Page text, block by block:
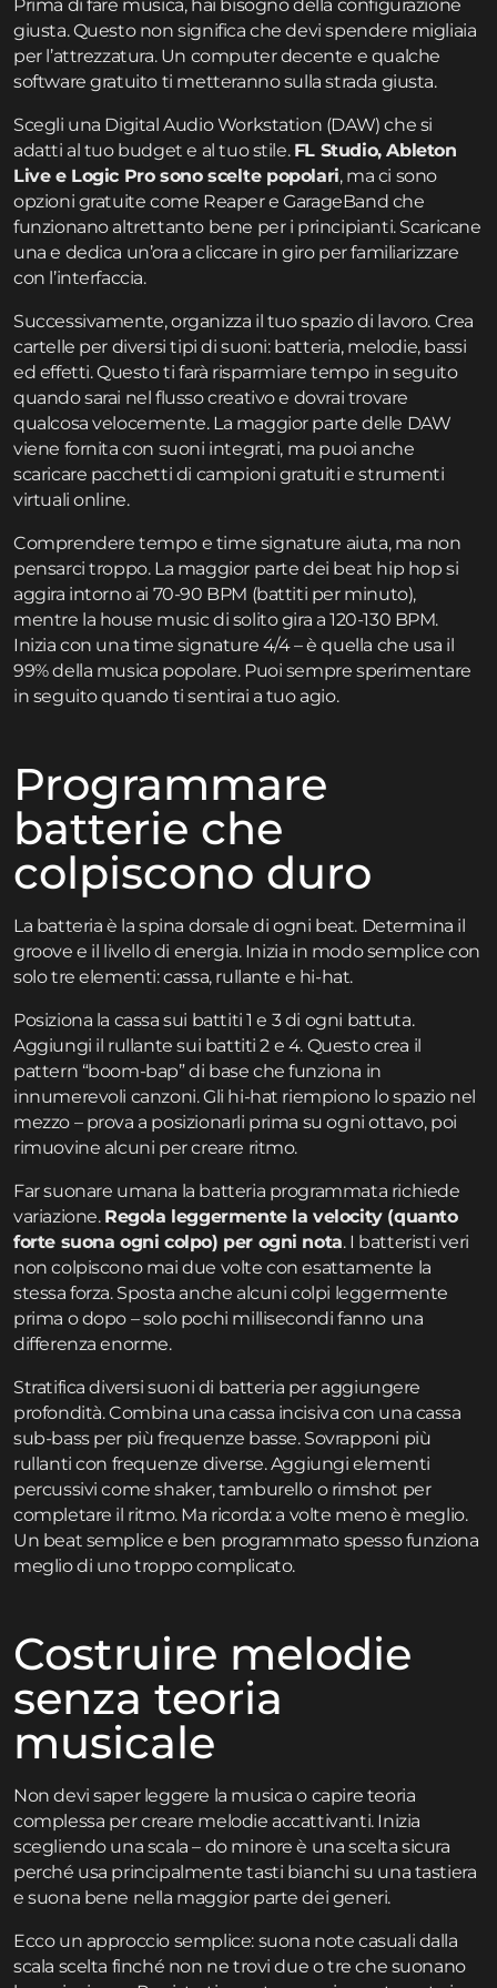
Prima di fare musica, hai bisogno della configurazione
giusta. Questo non significa che devi spendere migliaia
per l’attrezzatura. Un computer decente e qualche
software gratuito ti metteranno sulla strada giusta.
Scegli una Digital Audio Workstation (DAW) che si
adatti al tuo budget e al tuo stile. FL Studio, Ableton
Live e Logic Pro sono scelte popolari, ma ci sono
opzioni gratuite come Reaper e GarageBand che
funzionano altrettanto bene per i principianti. Scaricane
una e dedica un’ora a cliccare in giro per familiarizzare
con l’interfaccia.
Successivamente, organizza il tuo spazio di lavoro. Crea
cartelle per diversi tipi di suoni: batteria, melodie, bassi
ed effetti. Questo ti farà risparmiare tempo in seguito
quando sarai nel flusso creativo e dovrai trovare
qualcosa velocemente. La maggior parte delle DAW
viene fornita con suoni integrati, ma puoi anche
scaricare pacchetti di campioni gratuiti e strumenti
virtuali online.
Comprendere tempo e time signature aiuta, ma non
pensarci troppo. La maggior parte dei beat hip hop si
aggira intorno ai 70-90 BPM (battiti per minuto),
mentre la house music di solito gira a 120-130 BPM.
Inizia con una time signature 4/4 – è quella che usa il
99% della musica popolare. Puoi sempre sperimentare
in seguito quando ti sentirai a tuo agio.
Programmare
batterie che
colpiscono duro
La batteria è la spina dorsale di ogni beat. Determina il
groove e il livello di energia. Inizia in modo semplice con
solo tre elementi: cassa, rullante e hi-hat.
Posiziona la cassa sui battiti 1 e 3 di ogni battuta.
Aggiungi il rullante sui battiti 2 e 4. Questo crea il
pattern “boom-bap” di base che funziona in
innumerevoli canzoni. Gli hi-hat riempiono lo spazio nel
mezzo – prova a posizionarli prima su ogni ottavo, poi
rimuovine alcuni per creare ritmo.
Far suonare umana la batteria programmata richiede
variazione. Regola leggermente la velocity (quanto
forte suona ogni colpo) per ogni nota. I batteristi veri
non colpiscono mai due volte con esattamente la
stessa forza. Sposta anche alcuni colpi leggermente
prima o dopo – solo pochi millisecondi fanno una
differenza enorme.
Stratifica diversi suoni di batteria per aggiungere
profondità. Combina una cassa incisiva con una cassa
sub-bass per più frequenze basse. Sovrapponi più
rullanti con frequenze diverse. Aggiungi elementi
percussivi come shaker, tamburello o rimshot per
completare il ritmo. Ma ricorda: a volte meno è meglio.
Un beat semplice e ben programmato spesso funziona
meglio di uno troppo complicato.
Costruire melodie
senza teoria
musicale
Non devi saper leggere la musica o capire teoria
complessa per creare melodie accattivanti. Inizia
scegliendo una scala – do minore è una scelta sicura
perché usa principalmente tasti bianchi su una tastiera
e suona bene nella maggior parte dei generi.
Ecco un approccio semplice: suona note casuali dalla
scala scelta finché non ne trovi due o tre che suonano